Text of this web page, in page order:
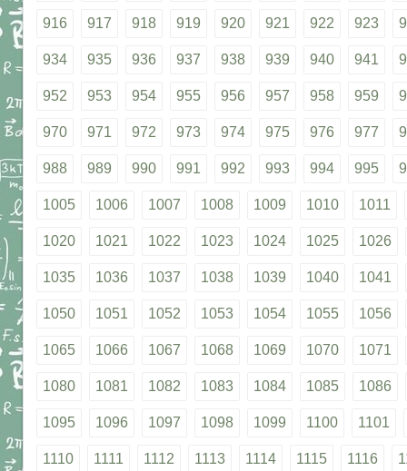
916 917 918 919 920 921 922 923
934 935 936 937 938 939 940 941
952 953 954 955 956 957 958 959
970 971 972 973 974 975 976 977
988 989 990 991 992 993 994 995
1005 1006 1007 1008 1009 1010 1011
1020 1021 1022 1023 1024 1025 1026
1035 1036 1037 1038 1039 1040 1041
1050 1051 1052 1053 1054 1055 1056
1065 1066 1067 1068 1069 1070 1071
1080 1081 1082 1083 1084 1085 1086
1095 1096 1097 1098 1099 1100 1101
1110 1111 1112 1113 1114 1115 1116